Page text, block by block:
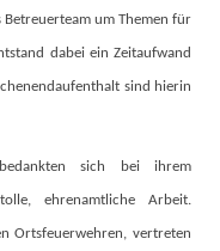
um Themen für
dabei ein Zeitaufwand
sind hierin
sich bei ihrem
ehrenamtliche Arbeit.
Ortsfeuerwehren, vertreten